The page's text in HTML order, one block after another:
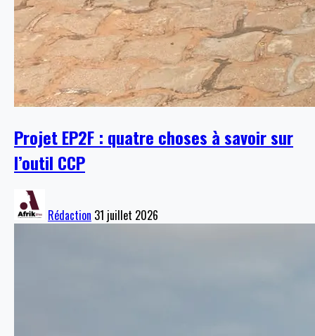
Projet EP2F : quatre choses à savoir sur
l’outil CCP
Rédaction 31 juillet 2026